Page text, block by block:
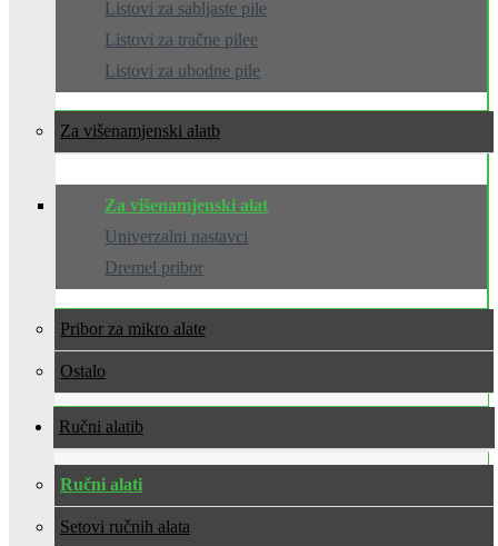
Listovi za sabljaste pile
Listovi za tračne pilee
Listovi za ubodne pile
Za višenamjenski alat
Za višenamjenski alat
Univerzalni nastavci
Dremel pribor
Pribor za mikro alate
Ostalo
Ručni alati
Ručni alati
Setovi ručnih alata